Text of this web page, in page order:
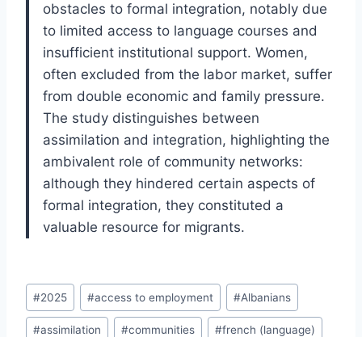
obstacles to formal integration, notably due
to limited access to language courses and
insufficient institutional support. Women,
often excluded from the labor market, suffer
from double economic and family pressure.
The study distinguishes between
assimilation and integration, highlighting the
ambivalent role of community networks:
although they hindered certain aspects of
formal integration, they constituted a
valuable resource for migrants.
Post
Tags:
#2025 #access to employment #Albanians
#assimilation #communities #french (language)